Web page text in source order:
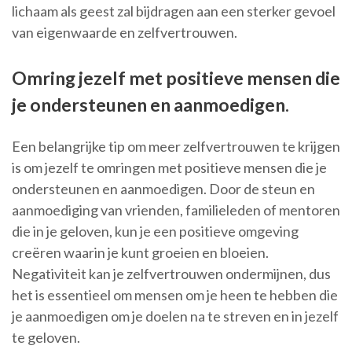
lichaam als geest zal bijdragen aan een sterker gevoel
van eigenwaarde en zelfvertrouwen.
Omring jezelf met positieve mensen die
je ondersteunen en aanmoedigen.
Een belangrijke tip om meer zelfvertrouwen te krijgen
is om jezelf te omringen met positieve mensen die je
ondersteunen en aanmoedigen. Door de steun en
aanmoediging van vrienden, familieleden of mentoren
die in je geloven, kun je een positieve omgeving
creëren waarin je kunt groeien en bloeien.
Negativiteit kan je zelfvertrouwen ondermijnen, dus
het is essentieel om mensen om je heen te hebben die
je aanmoedigen om je doelen na te streven en in jezelf
te geloven.